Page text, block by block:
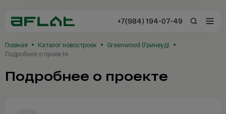
+7(984) 194-
Владивосток
Заказать звонок
+7(984) 194-07-49
Главная Каталог новостроек
Greenwood (Гринвуд)
Подробнее о проекте
Подробнее о проекте